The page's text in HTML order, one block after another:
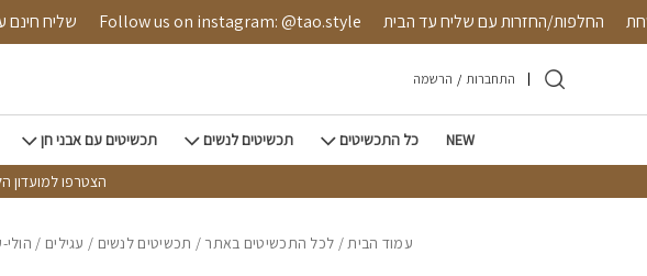
Skip to Content
מאובטחת החלפות/החזרות עם שליח עד הבית Follow us on instagram: @tao.style שליח
התחברות / הרשמה
NEW כל התכשיטים תכשיטים לנשים תכשיטים עם אבני חן
הצטרפו למועדון הלקוחות של
עמוד הבית/ לכל התכשיטים באתר / תכשיטים לנשים / עגילים / הולי-
בחזרה למעלה